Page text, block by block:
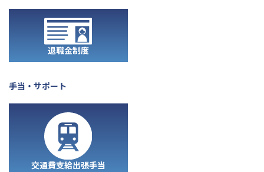
退職金制度
手当・サポート
交通費支給出張手当